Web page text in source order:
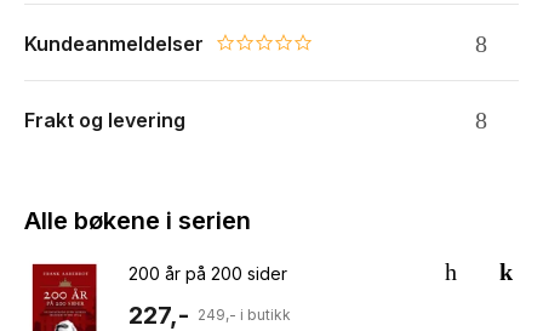
Kundeanmeldelser 0.0 star rating
Frakt og levering
Alle bøkene i serien
200 år på 200 sider
227,- 249,- i butikk